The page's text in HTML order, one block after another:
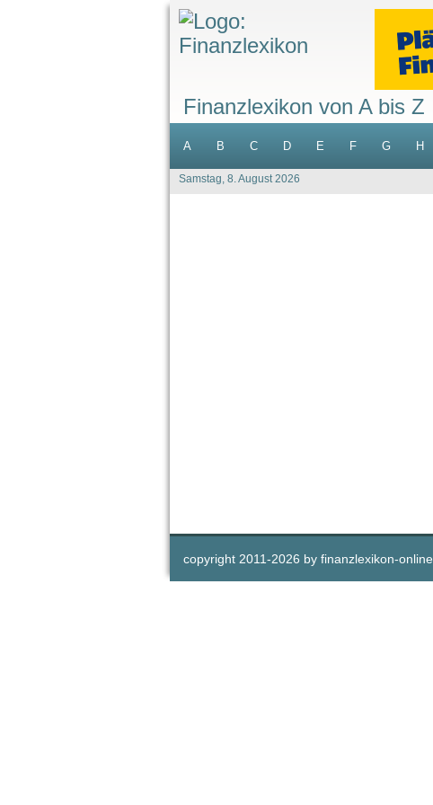
Finanzlexikon von A bis Z
A B C D E F G H
Samstag, 8. August 2026
copyright 2011-2026 by finanzlexikon-